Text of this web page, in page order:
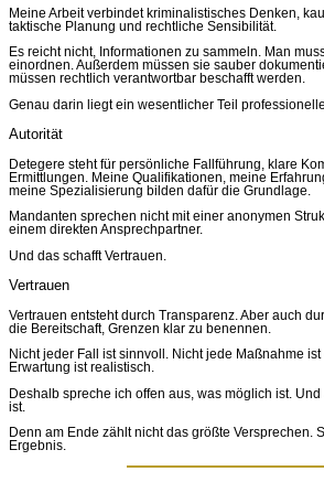
Meine Arbeit verbindet kriminalistisches Denken,
taktische Planung und rechtliche Sensibilität.
Es reicht nicht, Informationen zu sammeln. Man
einordnen. Außerdem müssen sie sauber
müssen rechtlich verantwortbar beschafft werden.
Genau darin liegt ein wesentlicher Teil
Autorität
Detegere steht für persönliche Fallführung, klare
Ermittlungen. Meine Qualifikationen, meine
meine Spezialisierung bilden dafür die Grundlage.
Mandanten sprechen nicht mit einer anonymen
einem direkten Ansprechpartner.
Und das schafft Vertrauen.
Vertrauen
Vertrauen entsteht durch Transparenz. Aber auch
die Bereitschaft, Grenzen klar zu benennen.
Nicht jeder Fall ist sinnvoll. Nicht jede Maßnahme
Erwartung ist realistisch.
Deshalb spreche ich offen aus, was möglich ist.
ist.
Denn am Ende zählt nicht das größte Versprechen.
Ergebnis.